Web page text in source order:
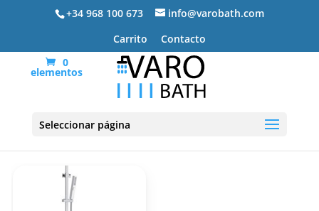
+34 968 100 673
info@varobath.com
Carrito
Contacto
0
elementos
Seleccionar páginaGrifería Bañera